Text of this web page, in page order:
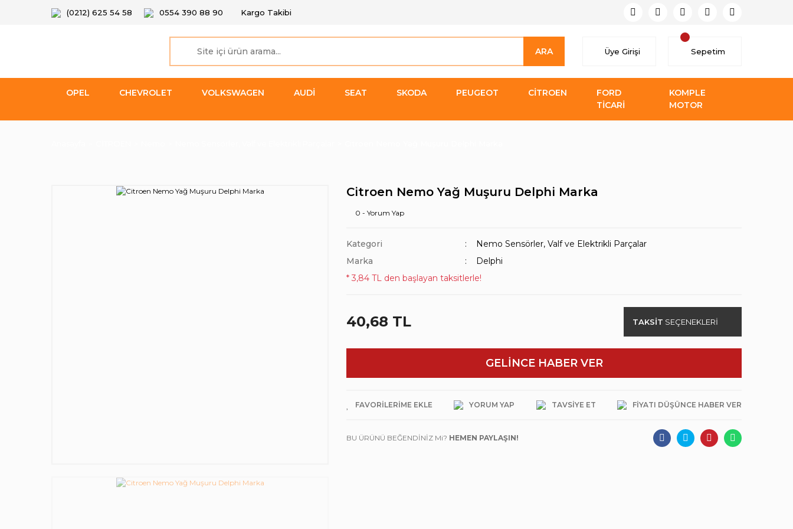
(0212) 625 54 58 0554 390 88 90 Kargo Takibi
ARA Üye Girişi Sepetim
OPEL CHEVROLET VOLKSWAGEN AUDİ SEAT SKODA PEUGEOT CİTROEN
FORD
TİCARİ
KOMPLE
MOTOR
Citroen Nemo Yağ Muşuru Delphi Marka
0 - Yorum Yap
Kategori
Nemo Sensörler, Valf ve Elektrikli Parçalar
Marka
Delphi
* 3,84 TL den başlayan taksitlerle!
40,68 TL TAKSİT SEÇENEKLERİ
GELİNCE HABER VER
YORUM YAP TAVSIYE ET FIYATI DÜŞÜNCE HABER VER
BU ÜRÜNÜ BEĞENDİNİZ Mi? HEMEN PAYLAŞIN!